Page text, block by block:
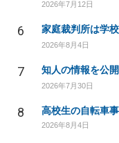
2026年7月12日
6 家庭裁判所は学
2026年8月4日
7 知人の情報を公
2026年7月30日
8 高校生の自転車
2026年8月4日